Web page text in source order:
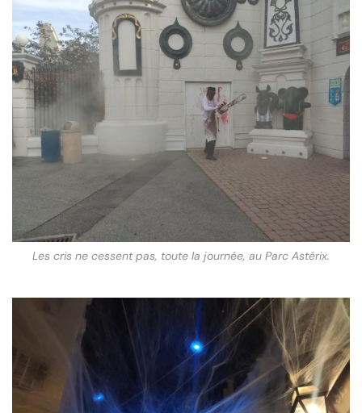
Les cris ne cessent pas, toute la journée, au Parc Astérix.